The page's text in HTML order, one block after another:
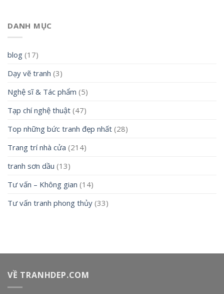
DANH MỤC
blog (17)
Dạy vẽ tranh (3)
Nghệ sĩ & Tác phẩm (5)
Tạp chí nghệ thuật (47)
Top những bức tranh đẹp nhất (28)
Trang trí nhà cửa (214)
tranh sơn dầu (13)
Tư vấn – Không gian (14)
Tư vấn tranh phong thủy (33)
VỀ TRANHDEP.COM